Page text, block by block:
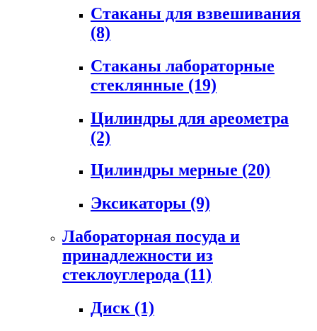
Стаканы для взвешивания
(8)
Стаканы лабораторные
стеклянные (19)
Цилиндры для ареометра
(2)
Цилиндры мерные (20)
Эксикаторы (9)
Лабораторная посуда и
принадлежности из
стеклоуглерода (11)
Диск (1)